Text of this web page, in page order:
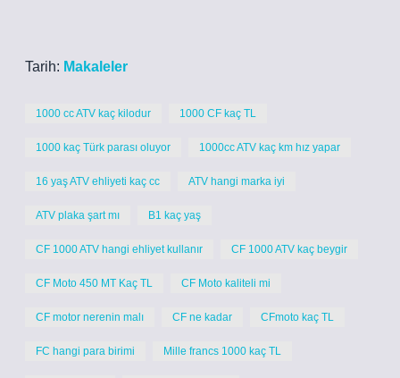
Tarih: Makaleler
1000 cc ATV kaç kilodur 1000 CF kaç TL
1000 kaç Türk parası oluyor 1000cc ATV kaç km hız yapar
16 yaş ATV ehliyeti kaç cc ATV hangi marka iyi
ATV plaka şart mı B1 kaç yaş
CF 1000 ATV hangi ehliyet kullanır CF 1000 ATV kaç beygir
CF Moto 450 MT Kaç TL CF Moto kaliteli mi
CF motor nerenin malı CF ne kadar CFmoto kaç TL
FC hangi para birimi Mille francs 1000 kaç TL